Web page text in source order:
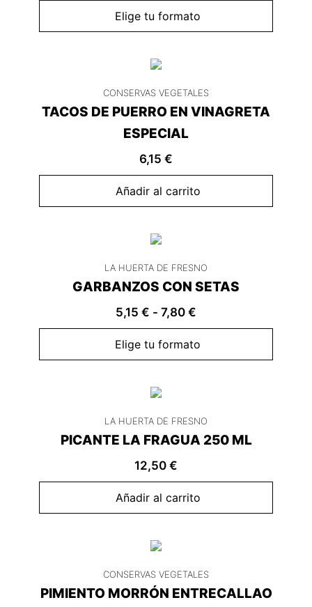
Elige tu formato
CONSERVAS VEGETALES
TACOS DE PUERRO EN VINAGRETA
ESPECIAL
6,15 €
Añadir al carrito
LA HUERTA DE FRESNO
GARBANZOS CON SETAS
5,15 € - 7,80 €
Elige tu formato
LA HUERTA DE FRESNO
PICANTE LA FRAGUA 250 ML
12,50 €
Añadir al carrito
CONSERVAS VEGETALES
PIMIENTO MORRÓN ENTRECALLAO